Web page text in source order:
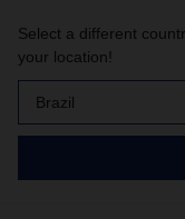
Select a different
your location!
Brazil